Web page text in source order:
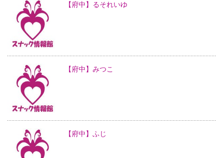
【府中】るそれいゆ
【府中】みつこ
【府中】ふじ